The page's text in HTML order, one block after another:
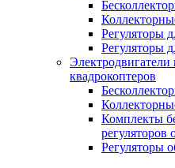
Регуляторы
Регуляторы
Электродвигатели
квадрокоптеров
Комплекты
регуляторов
Регуляторы